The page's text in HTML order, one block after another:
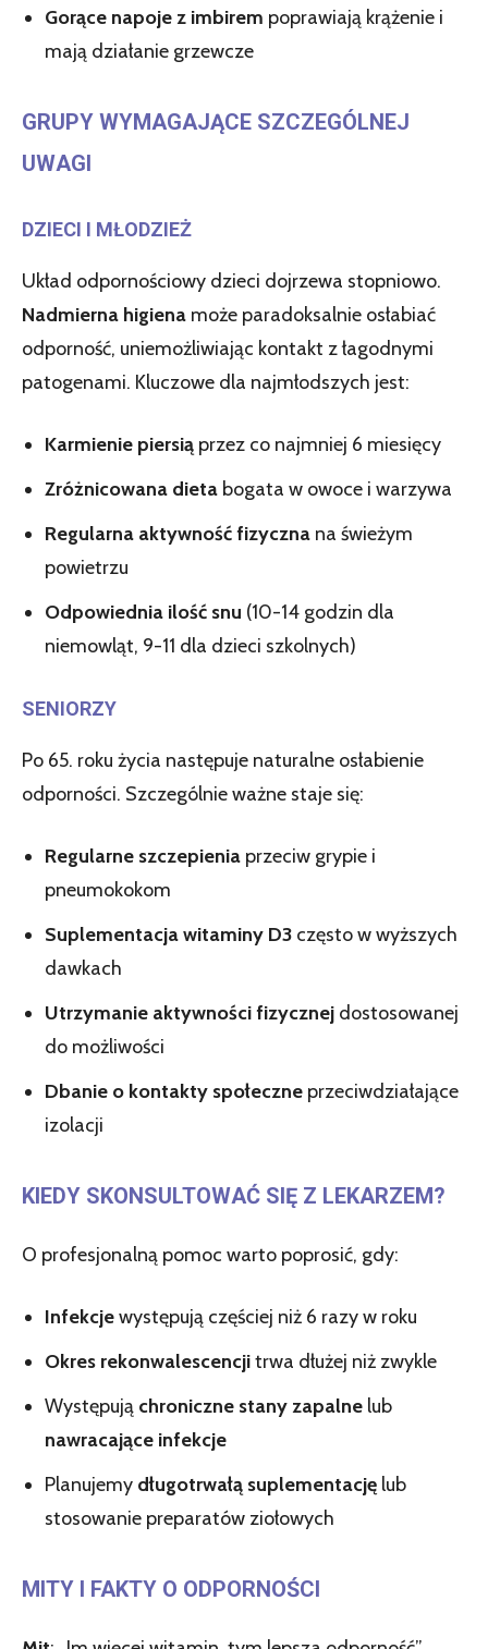
Gorące napoje z imbirem poprawiają krążenie i
mają działanie grzewcze
GRUPY WYMAGAJĄCE SZCZEGÓLNEJ
UWAGI
DZIECI I MŁODZIEŻ
Układ odpornościowy dzieci dojrzewa stopniowo.
Nadmierna higiena może paradoksalnie osłabiać
odporność, uniemożliwiając kontakt z łagodnymi
patogenami. Kluczowe dla najmłodszych jest:
Karmienie piersią przez co najmniej 6 miesięcy
Zróżnicowana dieta bogata w owoce i warzywa
Regularna aktywność fizyczna na świeżym
powietrzu
Odpowiednia ilość snu (10-14 godzin dla
niemowląt, 9-11 dla dzieci szkolnych)
SENIORZY
Po 65. roku życia następuje naturalne osłabienie
odporności. Szczególnie ważne staje się:
Regularne szczepienia przeciw grypie i
pneumokokom
Suplementacja witaminy D3 często w wyższych
dawkach
Utrzymanie aktywności fizycznej dostosowanej
do możliwości
Dbanie o kontakty społeczne przeciwdziałające
izolacji
KIEDY SKONSULTOWAĆ SIĘ Z LEKARZEM?
O profesjonalną pomoc warto poprosić, gdy:
Infekcjewystępują częściej niż 6 razy w roku
Okres rekonwalescencjitrwa dłużej niż zwykle
Występują chroniczne stany zapalne lub
nawracające infekcje
Planujemy długotrwałą suplementację lub
stosowanie preparatów ziołowych
MITY I FAKTY O ODPORNOŚCI